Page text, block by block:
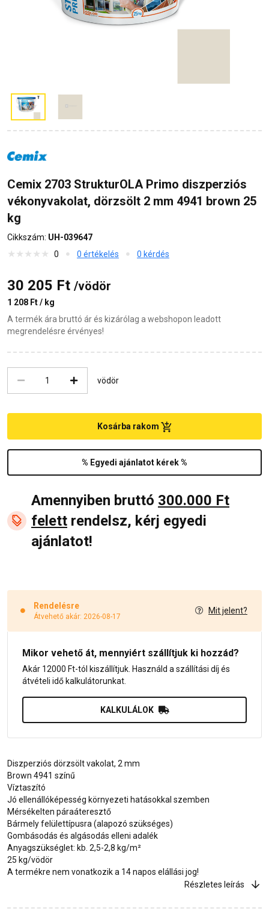
Cemix 2703 StrukturOLA Primo diszperziós
vékonyvakolat, dörzsölt 2 mm 4941 brown 25
kg
Cikkszám: UH-039647
0
0 értékelés 0 kérdés
30 205 Ft /vödör
1 208 Ft / kg
A termék ára bruttó ár és kizárólag a webshopon leadott
megrendelésre érvényes!
vödör
% Egyedi ajánlatot kérek %
Kosárba rakom
Amennyiben bruttó 300.000 Ft
felett rendelsz, kérj egyedi
ajánlatot!
Rendelésre
Átvehető akár: 2026-08-17
Mit jelent?
Mikor vehető át, mennyiért szállítjuk ki hozzád?
Akár 12000 Ft-tól kiszállítjuk. Használd a szállítási díj és
átvételi idő kalkulátorunkat.
KALKULÁLOK
Diszperziós dörzsölt vakolat, 2 mm
Brown 4941 színű
Víztaszító
Jó ellenállóképesség környezeti hatásokkal szemben
Mérsékelten páraáteresztő
Bármely felülettípusra (alapozó szükséges)
Gombásodás és algásodás elleni adalék
Anyagszükséglet: kb. 2,5-2,8 kg/m²
25 kg/vödör
A termékre nem vonatkozik a 14 napos elállási jog!
Részletes leírás